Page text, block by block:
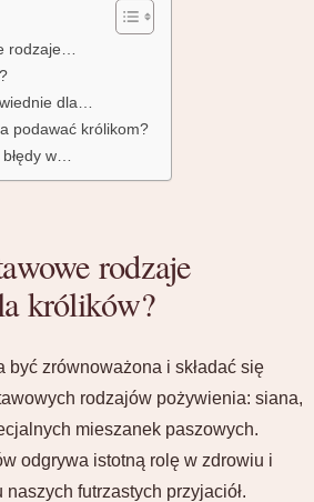
rodzaje…
dla…
podawać królikom?
w…
rodzaje
królików?
być zrównoważona i składać się
rodzajów pożywienia: siana,
mieszanek paszowych.
odgrywa istotną rolę w zdrowiu i
futrzastych przyjaciół.